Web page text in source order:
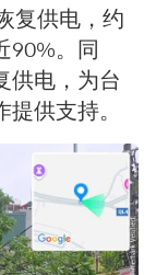
复供电，约
90%。同
供电，为台
供支持。